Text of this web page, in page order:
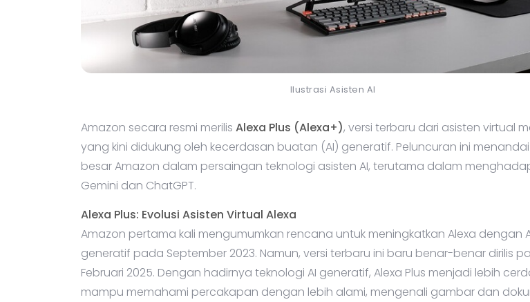
Ilustrasi Asisten AI
Amazon secara resmi merilis Alexa Plus (Alexa+), versi terbaru dari asisten virtual
yang kini didukung oleh kecerdasan buatan (AI) generatif. Peluncuran ini
besar Amazon dalam persaingan teknologi asisten AI, terutama dalam
Gemini dan ChatGPT.
Alexa Plus: Evolusi Asisten Virtual Alexa
Amazon pertama kali mengumumkan rencana untuk meningkatkan Alexa dengan
generatif pada September 2023. Namun, versi terbaru ini baru benar-benar dirilis
Februari 2025. Dengan hadirnya teknologi AI generatif, Alexa Plus menjadi lebih
mampu memahami percakapan dengan lebih alami, mengenali gambar dan